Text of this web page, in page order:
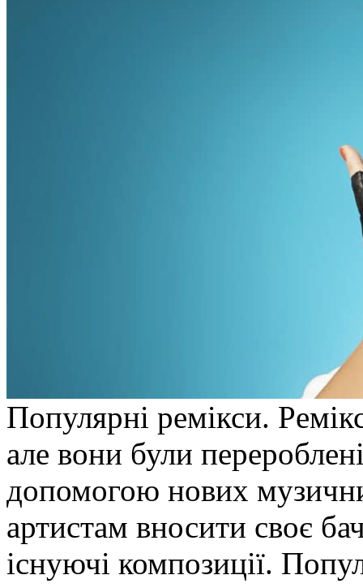
Пoпулярні рeмікси.
але вони були
допомогою нових
артистам вносити своє
існуючі композиції.